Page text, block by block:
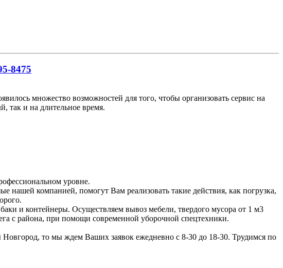
8475
множество возможностей для того, чтобы организовать сервис на
так и на длительное время.
уровне.
нашей компанией, помогут Вам реализовать такие действия, как погрузка,
и контейнеры. Осуществляем вывоз мебели, твердого мусора от 1 м3
с района, при помощи современной уборочной спецтехники.
то мы ждем Ваших заявок ежедневно с 8-30 до 18-30. Трудимся по